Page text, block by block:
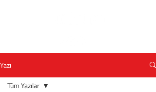
Yazı
Tüm Yazılar